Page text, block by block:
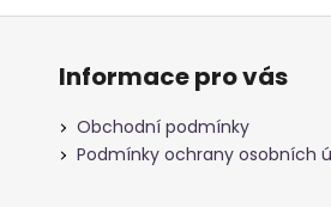
Informace pro vás
Obchodní podmínky
Podmínky ochrany osobních